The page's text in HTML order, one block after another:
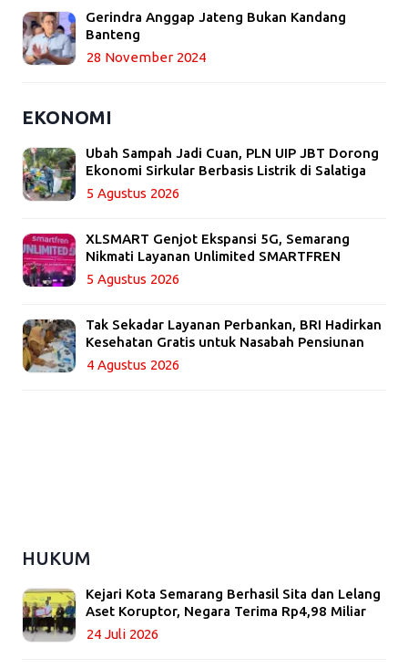
Gerindra Anggap Jateng Bukan Kandang
Banteng
28 November 2024
EKONOMI
Ubah Sampah Jadi Cuan, PLN UIP JBT Dorong
Ekonomi Sirkular Berbasis Listrik di Salatiga
5 Agustus 2026
XLSMART Genjot Ekspansi 5G, Semarang
Nikmati Layanan Unlimited SMARTFREN
5 Agustus 2026
Tak Sekadar Layanan Perbankan, BRI Hadirkan
Kesehatan Gratis untuk Nasabah Pensiunan
4 Agustus 2026
HUKUM
Kejari Kota Semarang Berhasil Sita dan Lelang
Aset Koruptor, Negara Terima Rp4,98 Miliar
24 Juli 2026